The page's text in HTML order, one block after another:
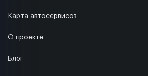
Карта автосервисов
О проекте
Блог